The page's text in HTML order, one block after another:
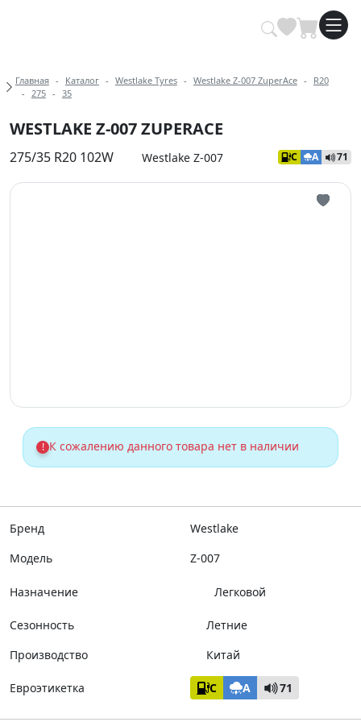
Купить автомобильные шины
Хлебные крошки
Главная Каталог Westlake Tyres Westlake Z-007 ZuperAce
R20
275
35
WESTLAKE Z-007 ZUPERACE
275/35 R20 102W Westlake Z-007 C A 71
! К сожалению данного товара нет в наличии
Бренд
Westlake
Модель
Z-007
Назначение Легковой
Сезонность
Летние
Производство
Китай
Евроэтикетка C A 71